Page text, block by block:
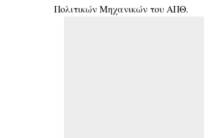
Πολιτικών Μηχανικών του ΑΠΘ.